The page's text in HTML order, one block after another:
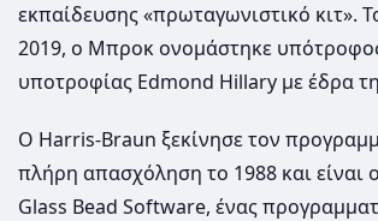
εκπαίδευσης «πρωταγωνιστικό κιτ».
2019, ο Μπροκ ονομάστηκε
υποτροφίας Edmond Hillary με έδρα
Ο Harris-Braun ξεκίνησε τον
πλήρη απασχόληση το 1988 και είναι
Glass Bead Software, ένας